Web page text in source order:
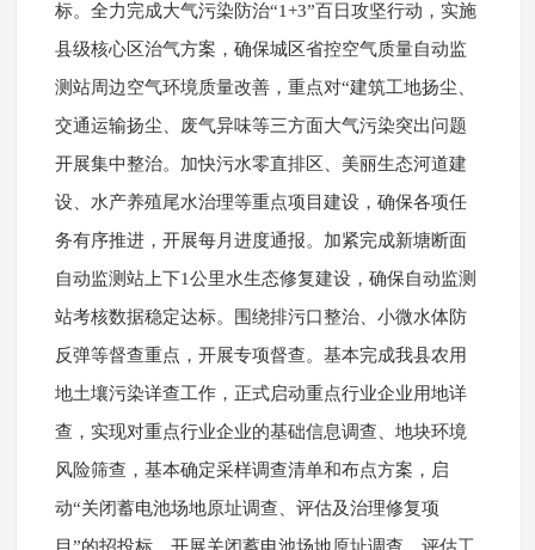
标。全力完成大气污染防治“1+3”百日攻坚行动，实施
县级核心区治气方案，确保城区省控空气质量自动监
测站周边空气环境质量改善，重点对“建筑工地扬尘、
交通运输扬尘、废气异味等三方面大气污染突出问题
开展集中整治。加快污水零直排区、美丽生态河道建
设、水产养殖尾水治理等重点项目建设，确保各项任
务有序推进，开展每月进度通报。加紧完成新塘断面
自动监测站上下1公里水生态修复建设，确保自动监测
站考核数据稳定达标。围绕排污口整治、小微水体防
反弹等督查重点，开展专项督查。基本完成我县农用
地土壤污染详查工作，正式启动重点行业企业用地详
查，实现对重点行业企业的基础信息调查、地块环境
风险筛查，基本确定采样调查清单和布点方案，启
动“关闭蓄电池场地原址调查、评估及治理修复项